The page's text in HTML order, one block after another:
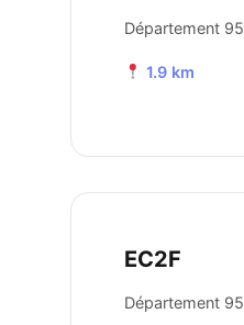
Département 95
1.9 km
EC2F
Département 95